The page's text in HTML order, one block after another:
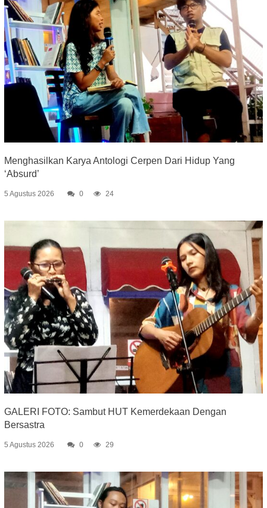
Menghasilkan Karya Antologi Cerpen Dari Hidup Yang
‘Absurd’
5 Agustus 2026 0 24
GALERI FOTO: Sambut HUT Kemerdekaan Dengan
Bersastra
5 Agustus 2026 0 29